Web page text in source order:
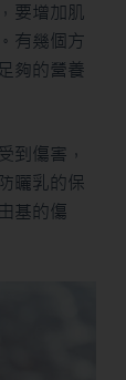
要增加肌
有幾個方
夠的營養
到傷害，
曬乳的保
基的傷